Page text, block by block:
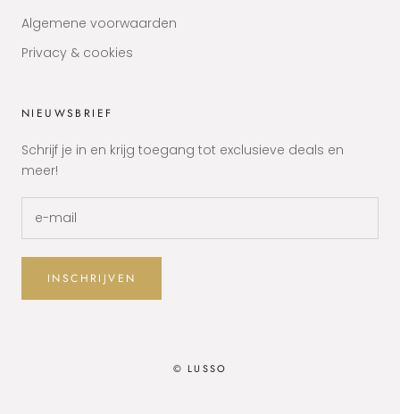
Algemene voorwaarden
Privacy & cookies
NIEUWSBRIEF
Schrijf je in en krijg toegang tot exclusieve deals en
meer!
INSCHRIJVEN
© LUSSO